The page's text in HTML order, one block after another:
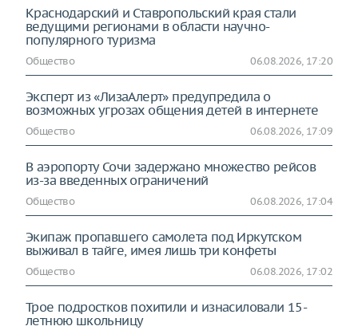
Краснодарский и Ставропольский края стали
ведущими регионами в области научно-
популярного туризма
Общество 06.08.2026, 17:20
Эксперт из «ЛизаАлерт» предупредила о
возможных угрозах общения детей в интернете
Общество 06.08.2026, 17:09
В аэропорту Сочи задержано множество рейсов
из-за введенных ограничений
Общество 06.08.2026, 17:04
Экипаж пропавшего самолета под Иркутском
выживал в тайге, имея лишь три конфеты
Общество 06.08.2026, 17:02
Трое подростков похитили и изнасиловали 15-
летнюю школьницу